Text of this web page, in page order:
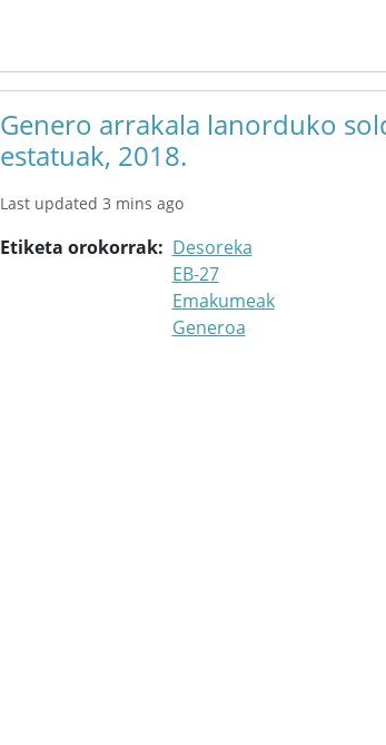
Genero arrakala lanorduko
estatuak, 2018.
Last updated 3 mins ago
Etiketa orokorrak
Desoreka
EB-27
Emakumeak
Generoa